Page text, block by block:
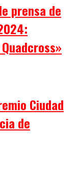
prensa de
Ciudad
de